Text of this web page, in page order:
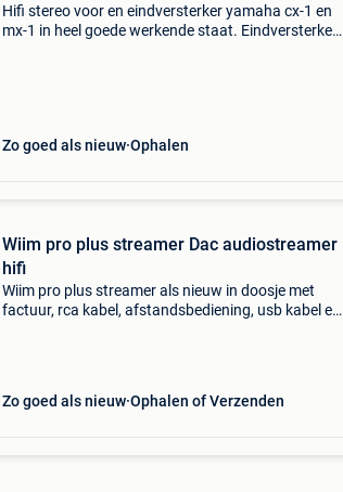
Hifi stereo voor en eindversterker yamaha cx-1 en
mx-1 in heel goede werkende staat. Eindversterker
Zo goed als nieuw Ophalen
Wiim pro plus streamer Dac audiostreamer
hifi
Wiim pro plus streamer als nieuw in doosje met
factuur, rca kabel, afstandsbediening, usb kabel en
Zo goed als nieuw Ophalen of Verzenden